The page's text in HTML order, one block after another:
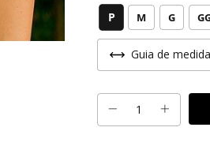
P M G
Guia de